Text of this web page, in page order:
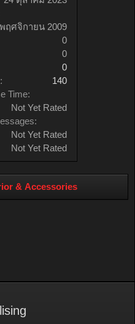
ฤศจิกายน 2009
0
0
0
140
Time:
Not Yet Rated
Not Yet Rated
Not Yet Rated
& Accessories